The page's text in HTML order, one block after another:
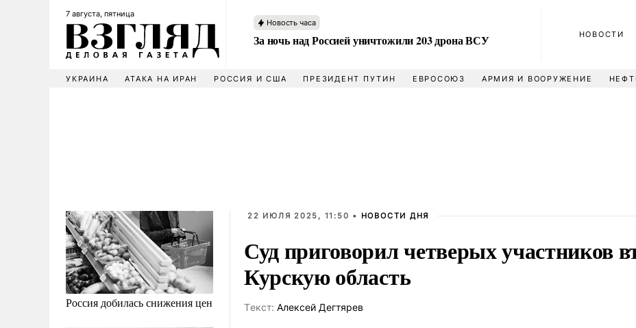
7 августа, пятница
Новость часа
За ночь над Россией уничтожили 203 дрона ВСУ НОВОСТИ
УКРАИНА АТАКА НА ИРАН РОССИЯ И США ПРЕЗИДЕНТ ПУТИН ЕВРОСОЮЗ АРМИЯ И ВООРУЖЕНИЕ
Россия добилась снижения цен
22 ИЮЛЯ 2025, 11:50 • НОВОСТИ ДНЯ
Суд приговорил четверых участников
Курскую область
Tекст: Алексей Дегтярев